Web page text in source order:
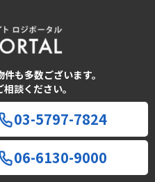
も多数ございます。
談ください。
03-5797-7824
06-6130-9000